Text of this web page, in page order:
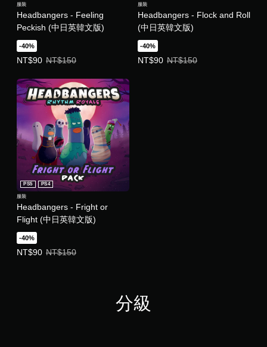
Headbangers - Feeling
Peckish (中日英韓文版)
服裝
-40%
NT$90
優惠價NT$90。原價NT$150。
NT$150
Headbangers - Flock and Roll
(中日英韓文版)
服裝
-40%
NT$90
優惠價NT$90。原價NT$150。
NT$150
Headbangers - Fright or
Flight (中日英韓文版)
PS5 PS4
服裝
-40%
NT$90
優惠價NT$90。原價NT$150。
NT$150
分級